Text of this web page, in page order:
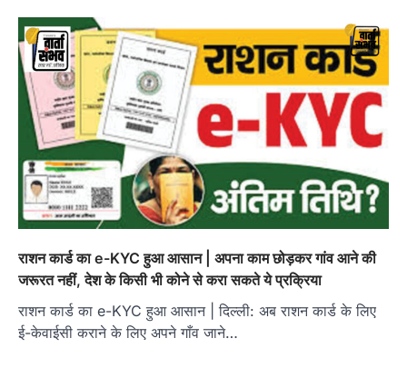
राशन कार्ड का e-KYC हुआ आसान | अपना काम छोड़कर गांव आने की
जरूरत नहीं, देश के किसी भी कोने से करा सकते ये प्रक्रिया
राशन कार्ड का e-KYC हुआ आसान | दिल्ली: अब राशन कार्ड के लिए
ई-केवाईसी कराने के लिए अपने गाँव जाने…